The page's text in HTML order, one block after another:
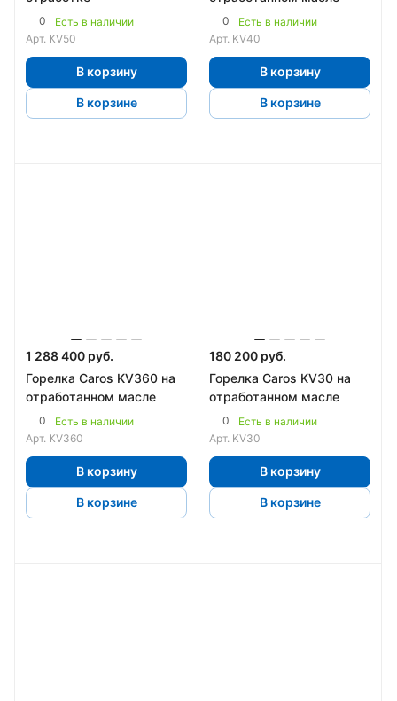
0
Есть в наличии
Арт. KV50
В корзину
В корзине
0
Есть в наличии
Арт. KV40
В корзину
В корзине
1 288 400 руб.
Горелка Caros KV360 на
отработанном масле
0
Есть в наличии
Арт. KV360
В корзину
В корзине
180 200 руб.
Горелка Caros KV30 на
отработанном масле
0
Есть в наличии
Арт. KV30
В корзину
В корзине